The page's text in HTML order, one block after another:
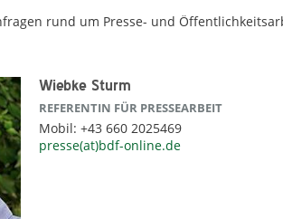
rund um Presse- und
Wiebke Sturm
REFERENTIN FÜR PRESSEARBEIT
Mobil: +43 660 2025469
presse(at)bdf-online.de